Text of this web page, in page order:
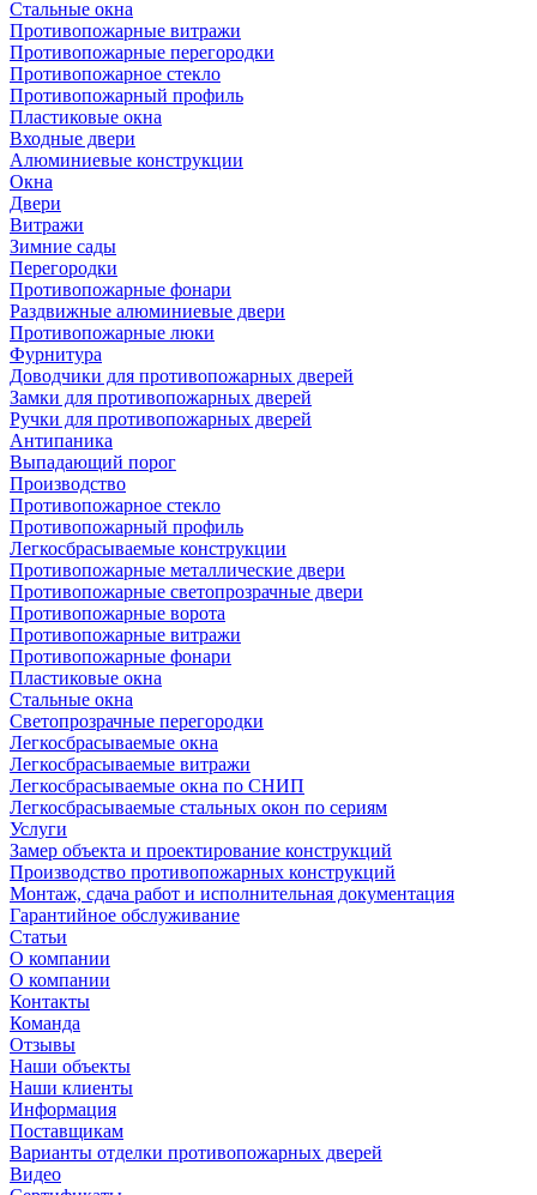
Стальные окна
Противопожарные витражи
Противопожарные перегородки
Противопожарное стекло
Противопожарный профиль
Пластиковые окна
Входные двери
Алюминиевые конструкции
Окна
Двери
Витражи
Зимние сады
Перегородки
Противопожарные фонари
Раздвижные алюминиевые двери
Противопожарные люки
Фурнитура
Доводчики для противопожарных дверей
Замки для противопожарных дверей
Ручки для противопожарных дверей
Антипаника
Выпадающий порог
Производство
Противопожарное стекло
Противопожарный профиль
Легкосбрасываемые конструкции
Противопожарные металлические двери
Противопожарные светопрозрачные двери
Противопожарные ворота
Противопожарные витражи
Противопожарные фонари
Пластиковые окна
Стальные окна
Светопрозрачные перегородки
Легкосбрасываемые окна
Легкосбрасываемые витражи
Легкосбрасываемые окна по СНИП
Легкосбрасываемые стальных окон по сериям
Услуги
Замер объекта и проектирование конструкций
Производство противопожарных конструкций
Монтаж, сдача работ и исполнительная документация
Гарантийное обслуживание
Статьи
О компании
О компании
Контакты
Команда
Отзывы
Наши объекты
Наши клиенты
Информация
Поставщикам
Варианты отделки противопожарных дверей
Видео